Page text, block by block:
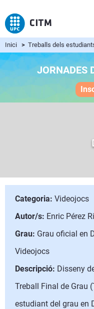
Inici > Treballs dels
JORNADES
Categoria: Videojocs
Autor/s: Enric Pérez
Grau: Grau oficial en
Videojocs
Descripció: Disseny
Treball Final de Grau
estudiant del grau en